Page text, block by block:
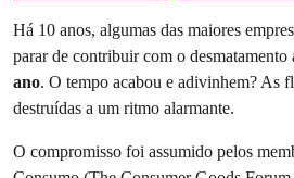
Há 10 anos, algumas das maiores
parar de contribuir com o desmatamento
ano. O tempo acabou e adivinhem? As
destruídas a um ritmo alarmante.
O compromisso foi assumido pelos